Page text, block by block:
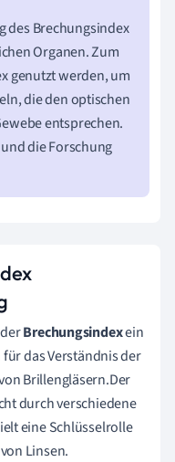
des Brechungsindex
Organen. Zum
genutzt werden, um
die den optischen
entsprechen.
die Forschung
Brechungsindexein
das Verständnis der
Brillengläsern.Der
durch verschiedene
eine Schlüsselrolle
Linsen.